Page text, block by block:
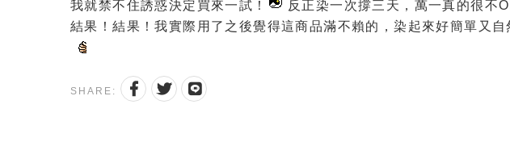
我就禁不住誘惑決定買來一試！
反正染一次撐三天，萬一真的很不
結果！結果！我實際用了之後覺得這商品滿不賴的，染起來好簡單又自
SHARE: